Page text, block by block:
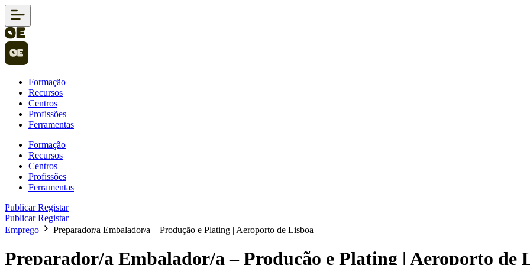
Formação
Recursos
Centros
Profissões
Ferramentas
Formação
Recursos
Centros
Profissões
Ferramentas
PublicarRegistar
PublicarRegistar
Emprego
Preparador/a Embalador/a – Produção e Plating | Aeroporto de Lisboa
Preparador/a Embalador/a – Produção e Plating | Aeroporto de